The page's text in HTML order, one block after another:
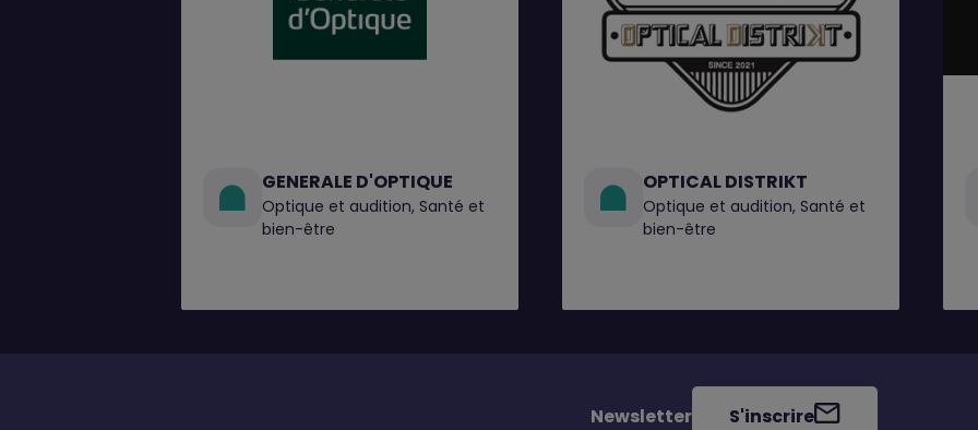
GENERALE D'OPTIQUE
Optique et audition, Santé et
bien-être
OPTICAL DISTRIKT
Optique et audition, Santé et
bien-être
Newsletter S'inscrire